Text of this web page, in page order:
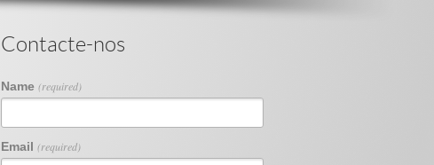
Contacte-nos
Name (required)
Email (required)